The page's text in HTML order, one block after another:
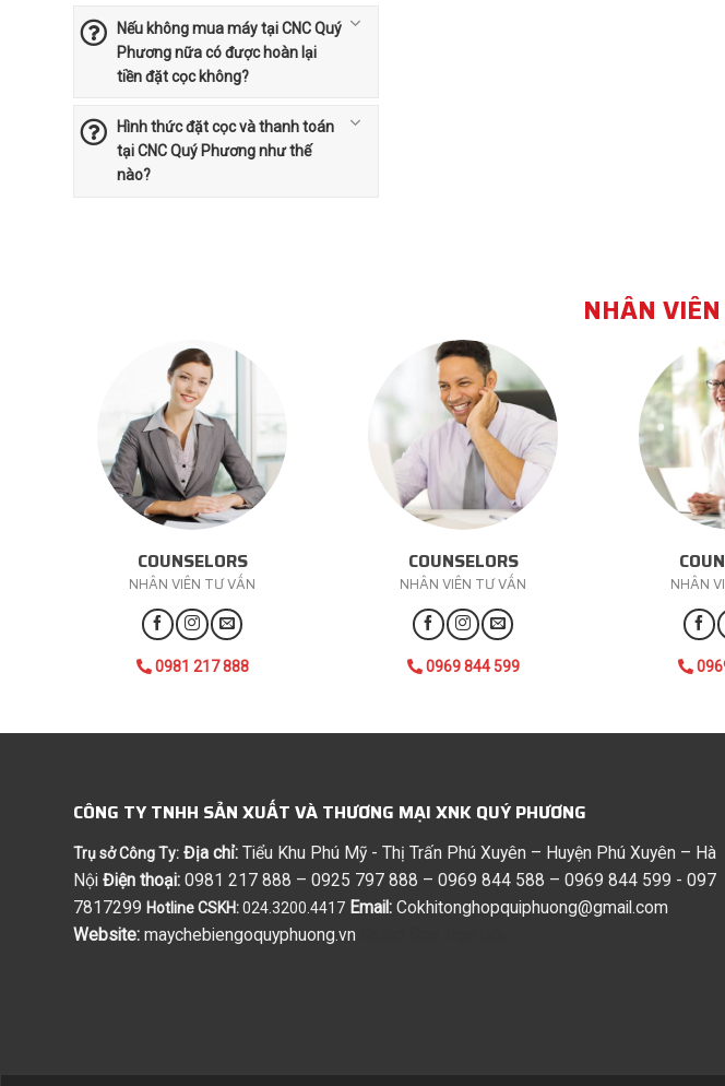
Nếu không mua máy tại CNC Quý
Phương nữa có được hoàn lại
tiền đặt cọc không?
Hình thức đặt cọc và thanh toán
tại CNC Quý Phương như thế
nào?
NHÂN
COUNSELORS
NHÂN VIÊN TƯ VẤN
0981 217 888
COUNSELORS
NHÂN VIÊN TƯ VẤN
0969 844 599
NHÂN
CÔNG TY TNHH SẢN XUẤT VÀ THƯƠNG MẠI XNK QUÝ PHƯƠNG
Trụ sở Công Ty: Địa chỉ: Tiểu Khu Phú Mỹ - Thị Trấn Phú Xuyên – Huyện Phú Xuyên – Hà
Nội Điện thoại: 0981 217 888 – 0925 797 888 – 0969 844 588 – 0969 844 599 - 097
7817299 Hotline CSKH:024.3200.4417 Email: Cokhitonghopquiphuong@gmail.com
Website: maychebiengoquyphuong.vn